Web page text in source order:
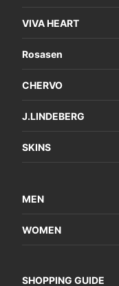
VIVA HEART
Rosasen
CHERVO
J.LINDEBERG
SKINS
MEN
WOMEN
SHOPPING GUIDE